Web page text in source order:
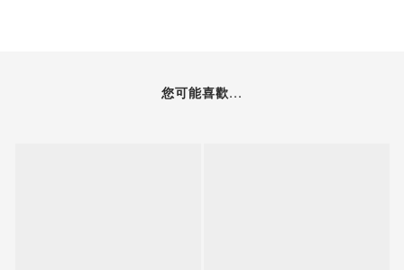
您可能喜歡...